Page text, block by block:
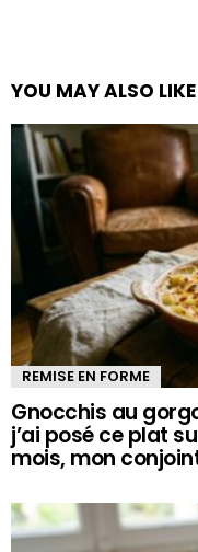
YOU MAY ALSO LIKE
REMISE EN FORME
Gnocchis au
j’ai posé ce plat
mois, mon